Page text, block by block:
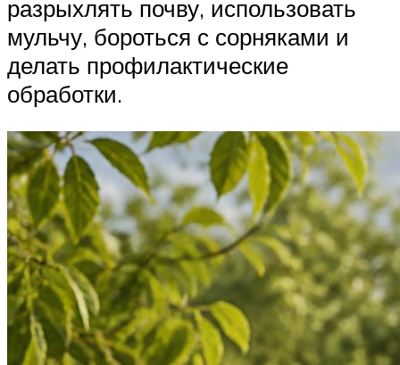
разрыхлять почву, использовать
мульчу, бороться с сорняками и
делать профилактические
обработки.